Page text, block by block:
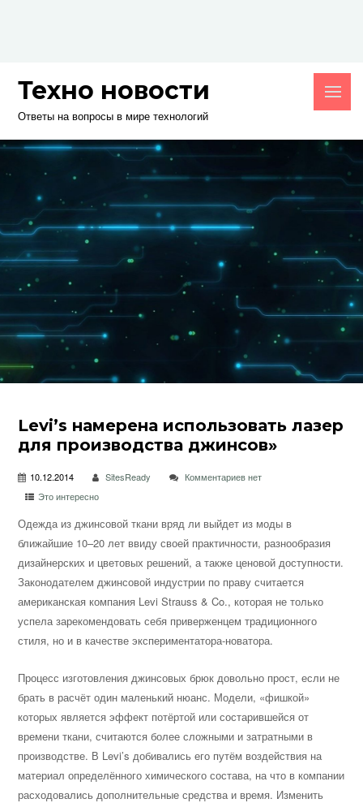
Техно новости
Ответы на вопросы в мире технологий
Levi’s намерена использовать лазер
для производства джинсов»
10.12.2014 SitesReady
Комментариев нет
Это интересно
Одежда из джинсовой ткани вряд ли выйдет из моды в
ближайшие 10–20 лет ввиду своей практичности, разнообразия
дизайнерских и цветовых решений, а также ценовой доступности.
Законодателем джинсовой индустрии по праву считается
американская компания Levi Strauss & Co., которая не только
успела зарекомендовать себя приверженцем традиционного
стиля, но и в качестве экспериментатора-новатора.
Процесс изготовления джинсовых брюк довольно прост, если не
брать в расчёт один маленький нюанс. Модели, «фишкой»
которых является эффект потёртой или состарившейся от
времени ткани, считаются более сложными и затратными в
производстве. В Levi’s добивались его путём воздействия на
материал определённого химического состава, на что в компании
расходовались дополнительные средства и время. Изменить